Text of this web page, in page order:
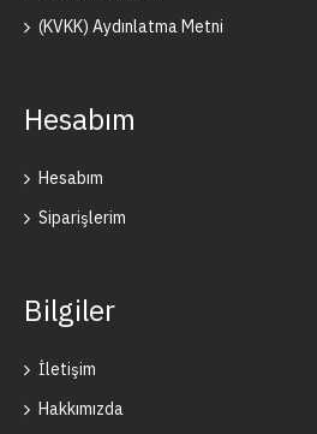
(KVKK) Aydınlatma Metni
Hesabım
Hesabım
Siparişlerim
Bilgiler
İletişim
Hakkımızda